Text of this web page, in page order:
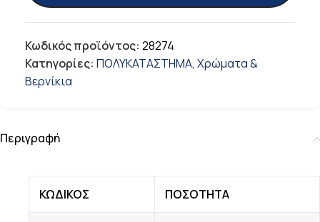
Κωδικός προϊόντος: 28274
Κατηγορίες: ΠΟΛΥΚΑΤΑΣΤΗΜΑ, Χρώματα &
Βερνίκια
Περιγραφή
ΚΩΔΙΚΟΣ ΠΟΣΟΤΗΤΑ